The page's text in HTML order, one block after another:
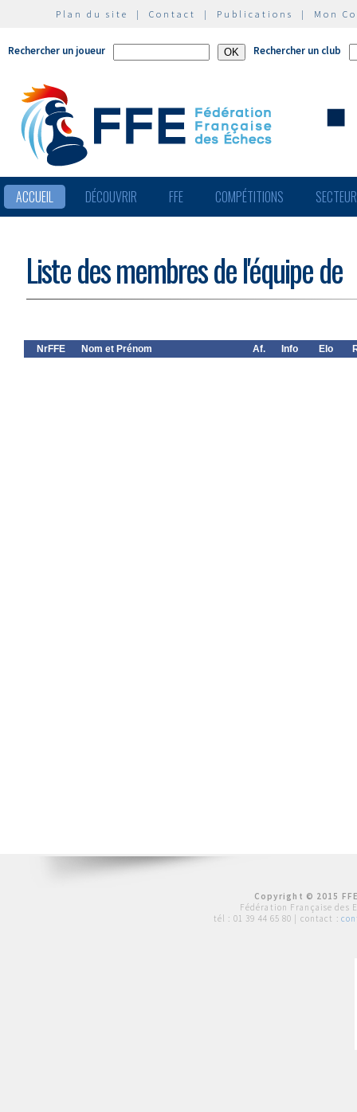
Plan du site | Contact | Publications | Mon
Rechercher un joueur Rechercher un club
ACCUEIL DÉCOUVRIR FFE COMPÉTITIONS
Liste des membres de l'équipe de
NrFFE Nom et Prénom Af. Info Elo
Copyright © 2015
Fédération Française des
tél : 01 39 44 65 80 | contact :